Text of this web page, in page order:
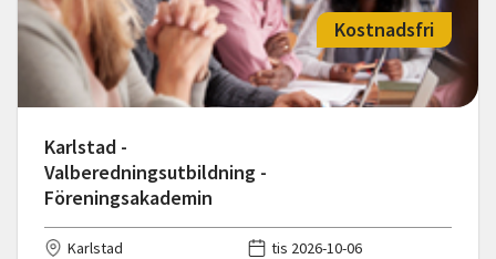
Karlstad -
Valberedningsutbildning -
Föreningsakademin
Kostnadsfri
Karlstad
tis 2026-10-06